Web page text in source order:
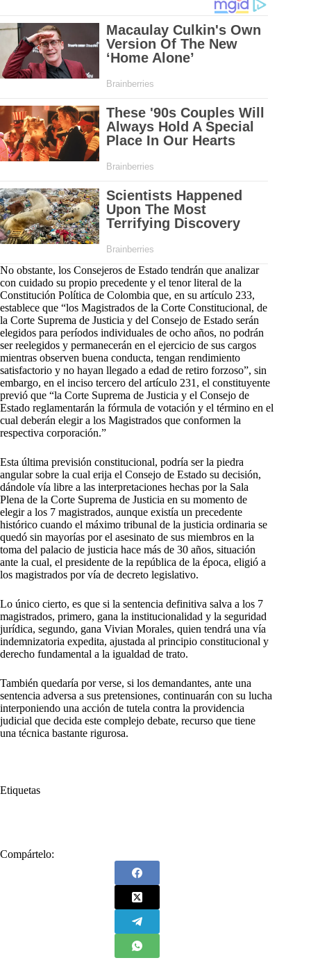
No obstante, los Consejeros de Estado tendrán que analizar
con cuidado su propio precedente y el tenor literal de la
Constitución Política de Colombia que, en su artículo 233,
establece que “los Magistrados de la Corte Constitucional, de
la Corte Suprema de Justicia y del Consejo de Estado serán
elegidos para períodos individuales de ocho años, no podrán
ser reelegidos y permanecerán en el ejercicio de sus cargos
mientras observen buena conducta, tengan rendimiento
satisfactorio y no hayan llegado a edad de retiro forzoso”, sin
embargo, en el inciso tercero del artículo 231, el constituyente
previó que “la Corte Suprema de Justicia y el Consejo de
Estado reglamentarán la fórmula de votación y el término en el
cual deberán elegir a los Magistrados que conformen la
respectiva corporación.”
Esta última previsión constitucional, podría ser la piedra
angular sobre la cual erija el Consejo de Estado su decisión,
dándole vía libre a las interpretaciones hechas por la Sala
Plena de la Corte Suprema de Justicia en su momento de
elegir a los 7 magistrados, aunque existía un precedente
histórico cuando el máximo tribunal de la justicia ordinaria se
quedó sin mayorías por el asesinato de sus miembros en la
toma del palacio de justicia hace más de 30 años, situación
ante la cual, el presidente de la república de la época, eligió a
los magistrados por vía de decreto legislativo.
Lo único cierto, es que si la sentencia definitiva salva a los 7
magistrados, primero, gana la institucionalidad y la seguridad
jurídica, segundo, gana Vivian Morales, quien tendrá una vía
indemnizatoria expedita, ajustada al principio constitucional y
derecho fundamental a la igualdad de trato.
También quedaría por verse, si los demandantes, ante una
sentencia adversa a sus pretensiones, continuarán con su lucha
interponiendo una acción de tutela contra la providencia
judicial que decida este complejo debate, recurso que tiene
una técnica bastante rigurosa.
Etiquetas
Compártelo: